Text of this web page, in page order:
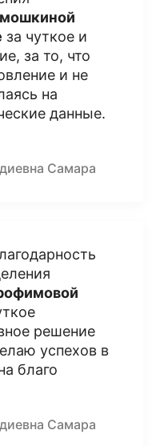
за чуткое и
за то, что
и не
на
данные.
Самара
решение
успехов в
благо
Самара